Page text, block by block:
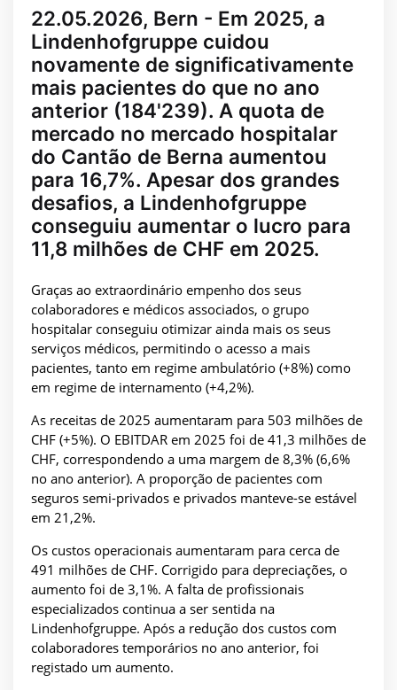
22.05.2026, Bern - Em 2025, a
Lindenhofgruppe cuidou
novamente de significativamente
mais pacientes do que no ano
anterior (184'239). A quota de
mercado no mercado hospitalar
do Cantão de Berna aumentou
para 16,7%. Apesar dos grandes
desafios, a Lindenhofgruppe
conseguiu aumentar o lucro para
11,8 milhões de CHF em 2025.
Graças ao extraordinário empenho dos seus
colaboradores e médicos associados, o grupo
hospitalar conseguiu otimizar ainda mais os seus
serviços médicos, permitindo o acesso a mais
pacientes, tanto em regime ambulatório (+8%) como
em regime de internamento (+4,2%).
As receitas de 2025 aumentaram para 503 milhões de
CHF (+5%). O EBITDAR em 2025 foi de 41,3 milhões de
CHF, correspondendo a uma margem de 8,3% (6,6%
no ano anterior). A proporção de pacientes com
seguros semi-privados e privados manteve-se estável
em 21,2%.
Os custos operacionais aumentaram para cerca de
491 milhões de CHF. Corrigido para depreciações, o
aumento foi de 3,1%. A falta de profissionais
especializados continua a ser sentida na
Lindenhofgruppe. Após a redução dos custos com
colaboradores temporários no ano anterior, foi
registado um aumento.